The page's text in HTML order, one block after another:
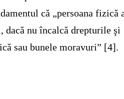
că „persoana fizică
dacă nu încalcă drepturile şi
sau bunele moravuri” [4].